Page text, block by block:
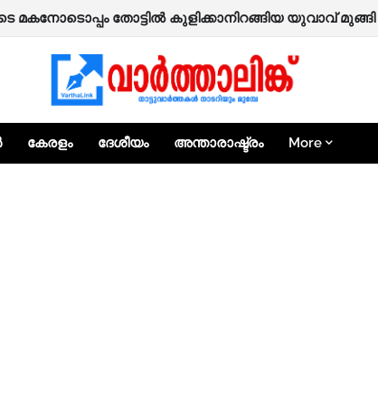
തോട്ടിൽ കുളിക്കാനിറങ്ങിയ യുവാവ് മുങ്ങി
റിമാന്‍ഡില്‍; ഉടന്‍ തലശ്ശേരി ജയിലിലേക്ക് മാറ്റും.
കേരളം ദേശീയം അന്താരാഷ്ട്രം More